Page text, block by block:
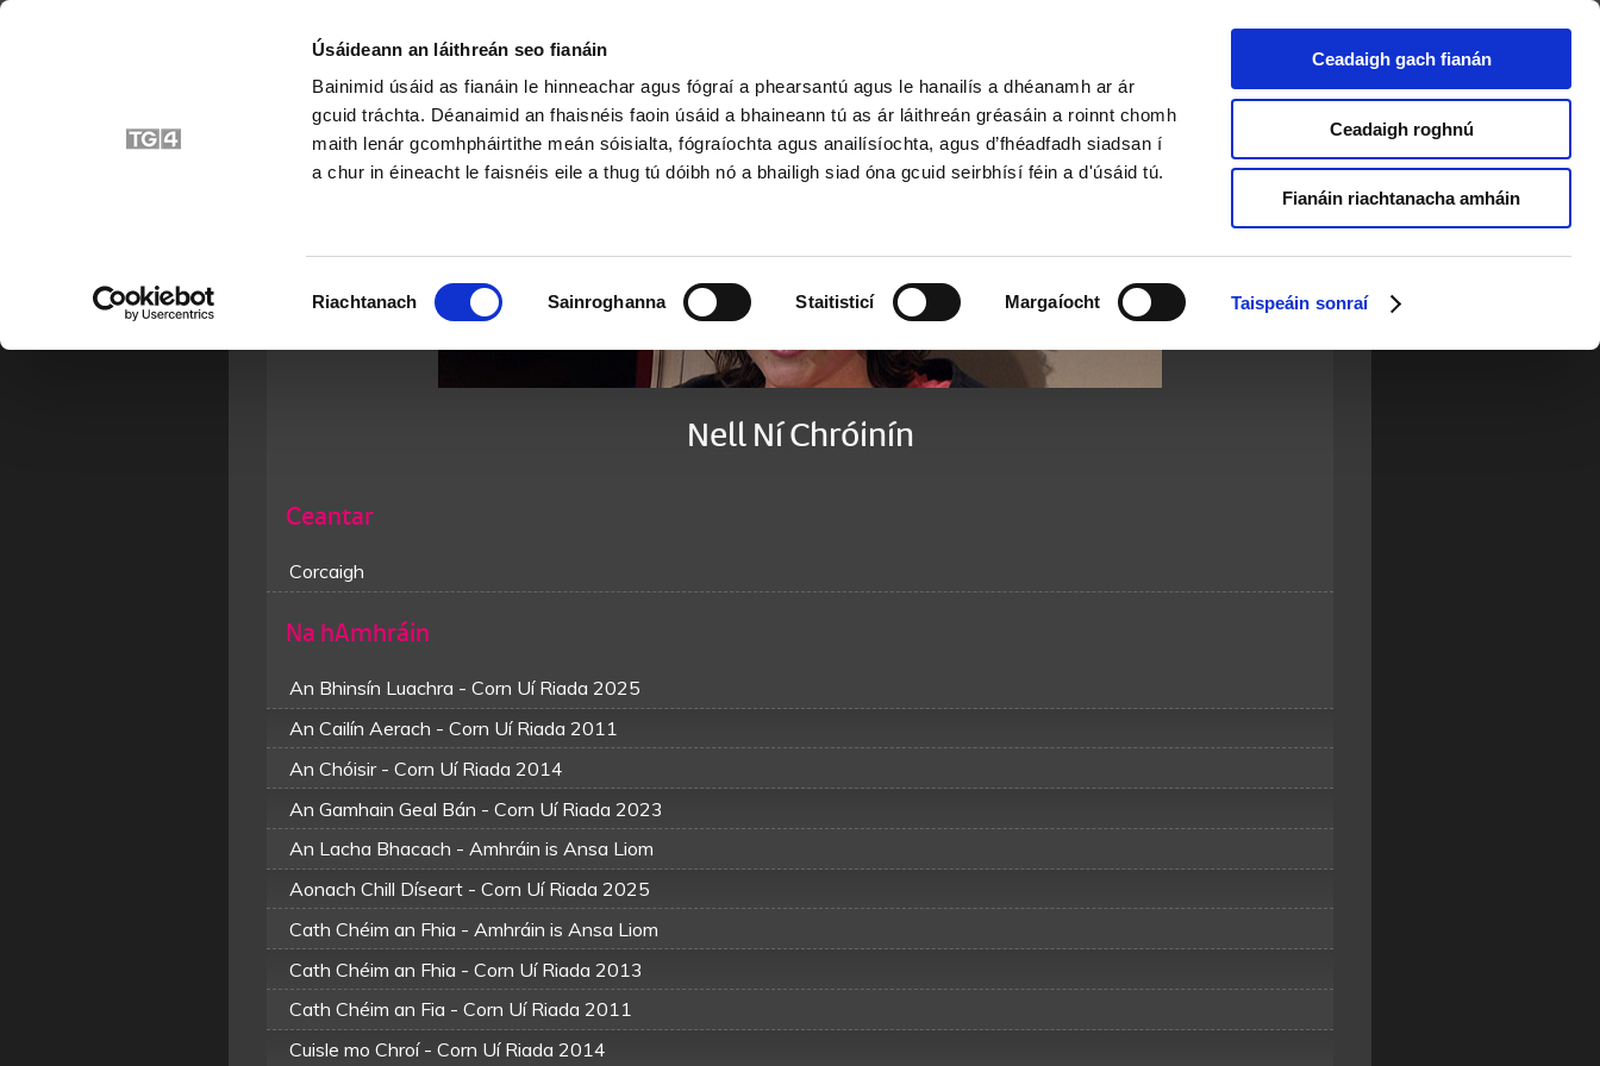
Úsáideann an láithreán seo fianáin
Bainimid úsáid as fianáin le hinneachar agus fógraí a phearsantú agus le hanailís a dhéanamh ar ár
gcuid tráchta. Déanaimid an fhaisnéis faoin úsáid a bhaineann tú as ár láithreán gréasáin a roinnt chomh
maith lenár gcomhpháirtithe meán sóisialta, fógraíochta agus anailísíochta, agus d’fhéadfadh siadsan í
a chur in éineacht le faisnéis eile a thug tú dóibh nó a bhailigh siad óna gcuid seirbhísí féin a d'úsáid tú.
Riachtanach Sainroghanna Staitisticí Margaíocht Taispeáin sonraí
Ceadaigh gach fianán
Ceadaigh roghnú
Fianáin riachtanacha amháin
Nell Ní Chróinín
Ceantar
Corcaigh
Na hAmhráin
An Bhinsín Luachra - Corn Uí Riada 2025
An Cailín Aerach - Corn Uí Riada 2011
An Chóisir - Corn Uí Riada 2014
An Gamhain Geal Bán - Corn Uí Riada 2023
An Lacha Bhacach - Amhráin is Ansa Liom
Aonach Chill Díseart - Corn Uí Riada 2025
Cath Chéim an Fhia - Amhráin is Ansa Liom
Cath Chéim an Fhia - Corn Uí Riada 2013
Cath Chéim an Fia - Corn Uí Riada 2011
Cuisle mo Chroí - Corn Uí Riada 2014